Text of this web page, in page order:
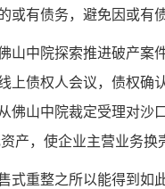
或有债务，避免因或有
山中院探索推进破产案
上债权人会议，债权确
佛山中院裁定受理对沙
产，使企业主营业务
式重整之所以能得到如